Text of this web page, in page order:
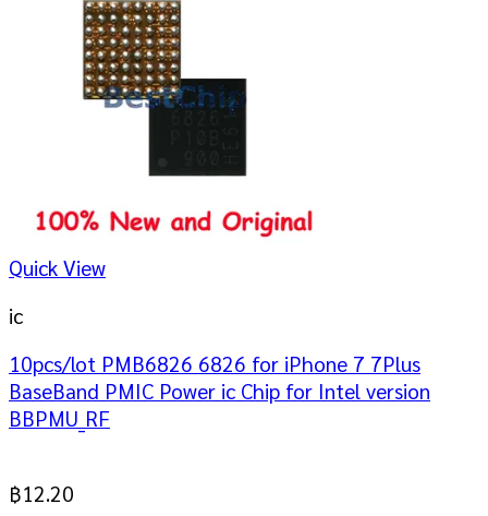
Quick View
ic
10pcs/lot PMB6826 6826 for iPhone 7 7Plus
BaseBand PMIC Power ic Chip for Intel version
BBPMU_RF
฿12.20